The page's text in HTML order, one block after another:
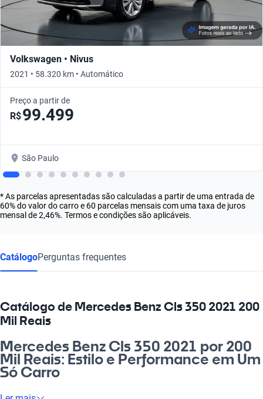
Volkswagen • Nivus
2021 • 58.320 km • Automático
Preço a partir de
R$99.499
São Paulo
* As parcelas apresentadas são calculadas a partir de uma entrada de
60% do valor do carro e 60 parcelas mensais com uma taxa de juros
mensal de 2,46%. Termos e condições são aplicáveis.
CatálogoPerguntas frequentes
Catálogo de Mercedes Benz Cls 350 2021 200
Mil Reais
Mercedes Benz Cls 350 2021 por 200
Mil Reais: Estilo e Performance em Um
Só Carro
Está procurando um carro que une sofisticação e potência? O